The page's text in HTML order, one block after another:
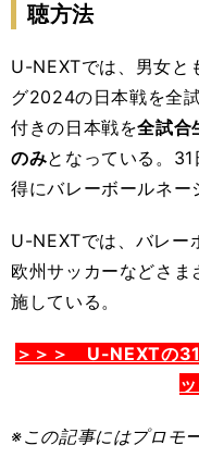
聴方法
U-NEXTでは、男女と
グ2024の日本戦を全
付きの日本戦を全試合
のみとなっている。
得にバレーボールネー
U-NEXTでは、バレー
欧州サッカーなどさ
施している。
＞＞＞ U-NEXTの31
※この記事にはプロモ